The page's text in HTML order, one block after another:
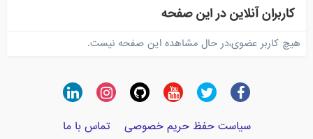
کاربران آنلاین در این صفحه
هیچ کاربر عضوی،در حال مشاهده این صفحه نیست.
سیاست حفظ حریم خصوصی تماس با ما